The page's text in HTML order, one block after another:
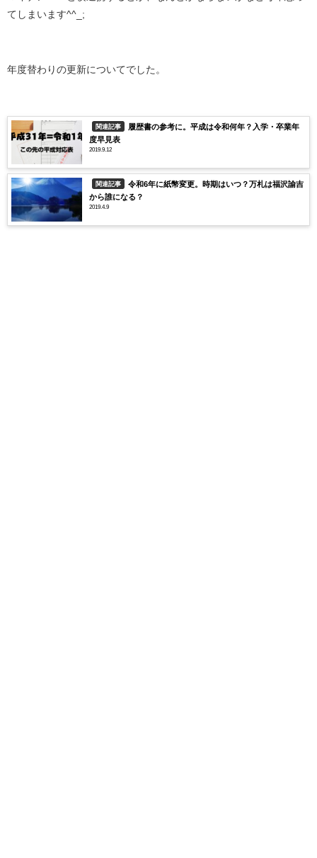
てしまいます^^_;
年度替わりの更新についてでした。
関連記事
履歴書の参考に。平成は令和何年？入学・卒業年
度早見表
2019.9.12
関連記事
令和6年に紙幣変更。時期はいつ？万札は福沢諭吉
から誰になる？
2019.4.9